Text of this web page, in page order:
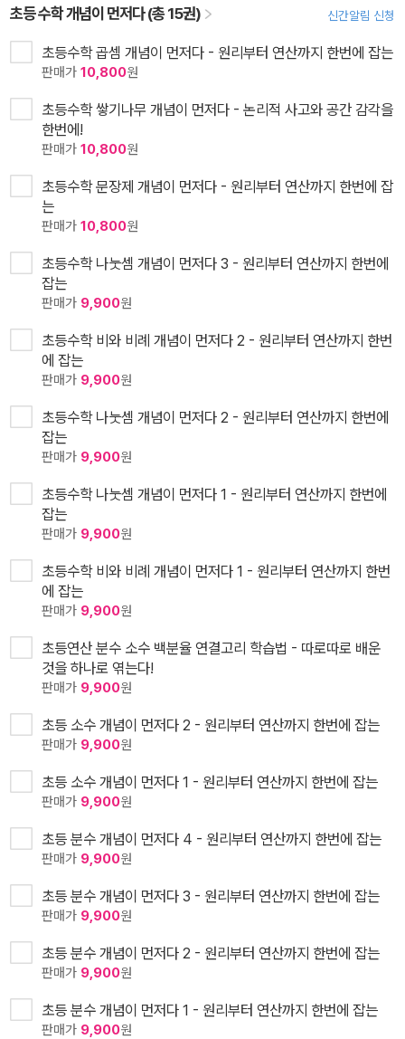
초등 수학 개념이 먼저다 (총 15권) 신간알림 신청
초등수학 곱셈 개념이 먼저다 - 원리부터 연산까지 한번에 잡는
판매가 10,800원
초등수학 쌓기나무 개념이 먼저다 - 논리적 사고와 공간 감각을
한번에!
판매가 10,800원
초등수학 문장제 개념이 먼저다 - 원리부터 연산까지 한번에 잡
는
판매가 10,800원
초등수학 나눗셈 개념이 먼저다 3 - 원리부터 연산까지 한번에
잡는
판매가 9,900원
초등수학 비와 비례 개념이 먼저다 2 - 원리부터 연산까지 한번
에 잡는
판매가 9,900원
초등수학 나눗셈 개념이 먼저다 2 - 원리부터 연산까지 한번에
잡는
판매가 9,900원
초등수학 나눗셈 개념이 먼저다 1 - 원리부터 연산까지 한번에
잡는
판매가 9,900원
초등수학 비와 비례 개념이 먼저다 1 - 원리부터 연산까지 한번
에 잡는
판매가 9,900원
초등연산 분수 소수 백분율 연결고리 학습법 - 따로따로 배운
것을 하나로 엮는다!
판매가 9,900원
초등 소수 개념이 먼저다 2 - 원리부터 연산까지 한번에 잡는
판매가 9,900원
초등 소수 개념이 먼저다 1 - 원리부터 연산까지 한번에 잡는
판매가 9,900원
초등 분수 개념이 먼저다 4 - 원리부터 연산까지 한번에 잡는
판매가 9,900원
초등 분수 개념이 먼저다 3 - 원리부터 연산까지 한번에 잡는
판매가 9,900원
초등 분수 개념이 먼저다 2 - 원리부터 연산까지 한번에 잡는
판매가 9,900원
초등 분수 개념이 먼저다 1 - 원리부터 연산까지 한번에 잡는
판매가 9,900원